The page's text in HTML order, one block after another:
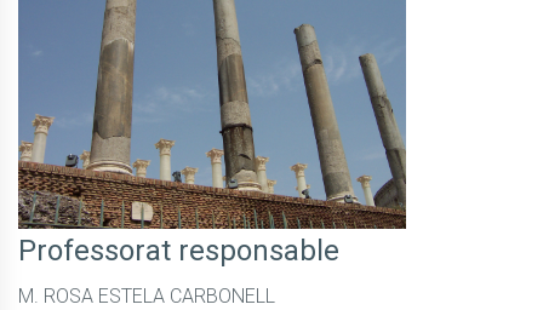
Professorat responsable
M. ROSA ESTELA CARBONELL